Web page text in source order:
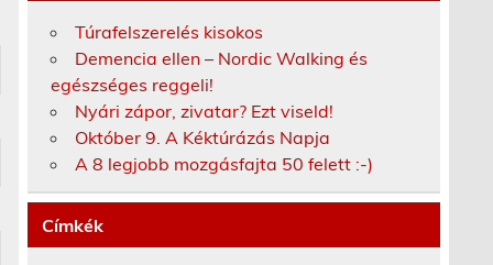
Túrafelszerelés kisokos
Demencia ellen – Nordic Walking és
egészséges reggeli!
Nyári zápor, zivatar? Ezt viseld!
Október 9. A Kéktúrázás Napja
A 8 legjobb mozgásfajta 50 felett :-)
Címkék